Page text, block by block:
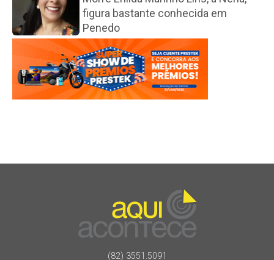
figura bastante conhecida em
Penedo
(82) 3551.5091